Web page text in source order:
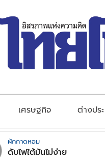
เศรษฐกิจ ต่างปร
ผักกาดหอม
ดับไฟใต้มันไม่ง่าย